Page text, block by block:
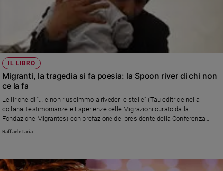
Interviste
Papa
Papa
Chiesa
Chiesa
Fede
Santi
IL LIBRO
Migranti, la tragedia si fa poesia: la Spoon river di chi non
ce la fa
Le liriche di “… e non riuscimmo a riveder le stelle” (Tau editrice nella
collana Testimonianze e Esperienze delle Migrazioni curato dalla
Fondazione Migrantes) con prefazione del presidente della Conferenza
episcopale italiana, il cardinale Gualtiero Bassetti, corredato dalle foto di
Raffaele Iaria